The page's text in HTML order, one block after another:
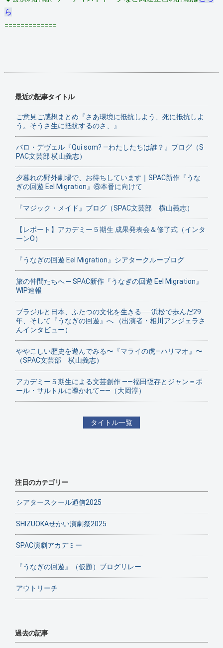
ら
=============
最近の記事タイトル
ご意見ご感想まとめ『さあ環境に抵抗しよう、死に抵抗しよ
う。そうさ生に抵抗するのさ、』
バロ・デヴェル『Qui som? ―わたしたちは誰？』ブログ（S
PAC文芸部 横山義志）
夕暮れの野外劇場で、お待ちしています｜SPAC新作『うな
ぎの回遊 Eel Migration』⑥本番に向けて
『マジック・メイド』ブログ（SPAC文芸部 横山義志）
【レポート】アカデミー５期生 成果発表会＆修了式（インタ
ーンO）
『うなぎの回遊 Eel Migration』シアタークルーブログ
旅の仲間たちへ ─ SPAC新作『うなぎの回遊 Eel Migration』
WIP速報
ブラジルと日本、ふたつの文化を生きる──浜松で歩んだ29
年、そして『うなぎの回遊』へ （出演者・相川アンジェラさ
んインタビュー）
ややこしい歴史を遊んでみる〜『マライの虎—ハリマオ』〜
（SPAC文芸部 横山義志）
アカデミー５期生による文芸創作 ——福田恆存とジャン＝ポ
ール・サルトルに導かれて——（大岡淳）
タイトル一覧
注目のカテゴリー
シアタースクール通信2025
SHIZUOKAせかい演劇祭2025
SPAC演劇アカデミー
『うなぎの回遊』（仮題）ブログリレー
アウトリーチ
過去の記事